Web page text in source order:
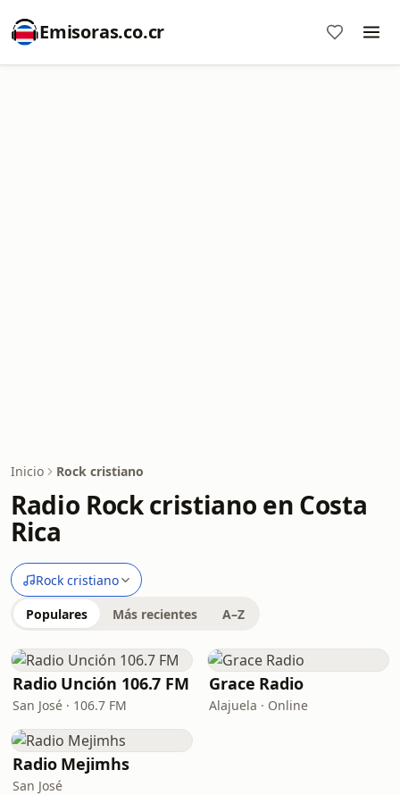
Emisoras.co.cr
Inicio Rock cristiano
Radio Rock cristiano en Costa
Rica
Rock cristiano
Populares Más recientes A–Z
Radio Unción 106.7 FM
San José · 106.7 FM
Grace Radio
Alajuela · Online
Radio Mejimhs
San José